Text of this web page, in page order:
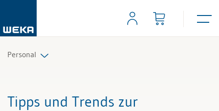
Personal
Tipps und Trends zur